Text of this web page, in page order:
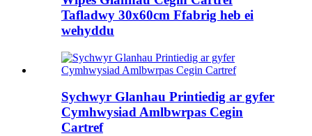
Tafladwy 30x60cm Ffabrig heb ei
wehyddu
Sychwyr Glanhau Printiedig ar gyfer
Cymhwysiad Amlbwrpas Cegin
Cartref